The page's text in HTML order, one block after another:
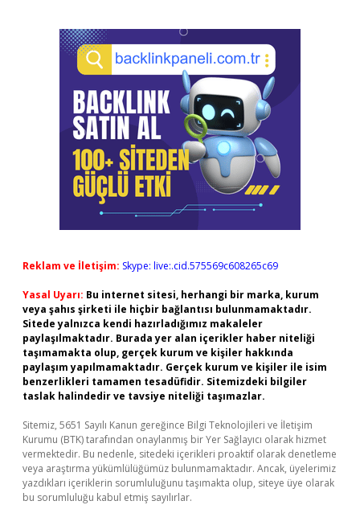
Reklam ve İletişim: Skype: live:.cid.575569c608265c69
Yasal Uyarı: Bu internet sitesi, herhangi bir marka, kurum
veya şahıs şirketi ile hiçbir bağlantısı bulunmamaktadır.
Sitede yalnızca kendi hazırladığımız makaleler
paylaşılmaktadır. Burada yer alan içerikler haber niteliği
taşımamakta olup, gerçek kurum ve kişiler hakkında
paylaşım yapılmamaktadır. Gerçek kurum ve kişiler ile isim
benzerlikleri tamamen tesadüfidir. Sitemizdeki bilgiler
taslak halindedir ve tavsiye niteliği taşımazlar.
Sitemiz, 5651 Sayılı Kanun gereğince Bilgi Teknolojileri ve İletişim
Kurumu (BTK) tarafından onaylanmış bir Yer Sağlayıcı olarak hizmet
vermektedir. Bu nedenle, sitedeki içerikleri proaktif olarak denetleme
veya araştırma yükümlülüğümüz bulunmamaktadır. Ancak, üyelerimiz
yazdıkları içeriklerin sorumluluğunu taşımakta olup, siteye üye olarak
bu sorumluluğu kabul etmiş sayılırlar.